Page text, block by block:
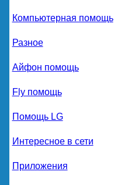
Компьютерная помощь
Разное
Айфон помощь
Fly помощь
Помощь LG
Интересное в сети
Приложения